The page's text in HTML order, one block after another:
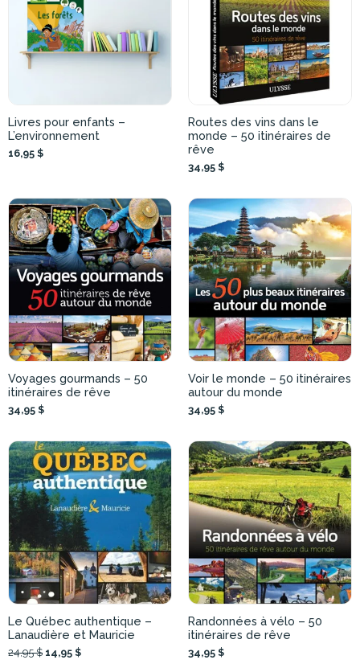
Livres pour enfants –
L’environnement
16,95 $
Routes des vins dans le
monde – 50 itinéraires de
rêve
34,95 $
Voyages gourmands – 50
itinéraires de rêve
34,95 $
Voir le monde – 50 itinéraires
autour du monde
34,95 $
Le Québec authentique –
Lanaudière et Mauricie
24,95 $ 14,95 $
Randonnées à vélo – 50
itinéraires de rêve
34,95 $